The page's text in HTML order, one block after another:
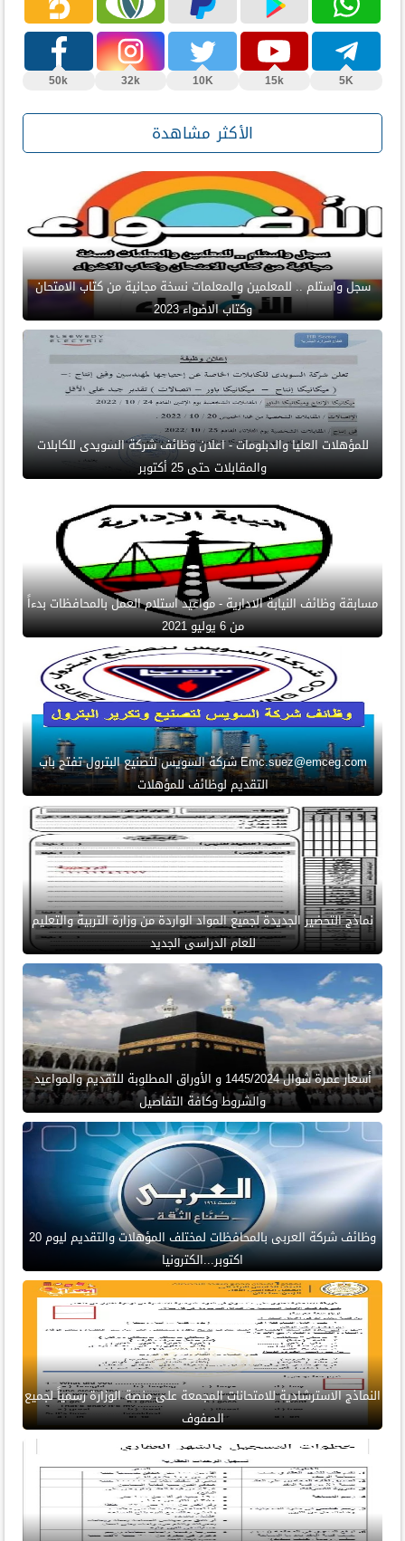
5K
15k
10K
32k
50k
الأكثر مشاهدة
سجل واستلم .. للمعلمين والمعلمات نسخة مجانية من كتاب الامتحان
وكتاب الاضواء 2023
للمؤهلات العليا والدبلومات - اعلان وظائف شركة السويدى للكابلات
والمقابلات حتى 25 أكتوبر
مسابقة وظائف النيابة الادارية - مواعيد استلام العمل بالمحافظات بدءاً
من 6 يوليو 2021
Emc.suez@emceg.com شركة السويس لتصنيع البترول تفتح باب
التقديم لوظائف للمؤهلات
نماذج التحضير الجديدة لجميع المواد الواردة من وزارة التربية والتعليم
للعام الدراسى الجديد
أسعار عمرة شوال 1445/2024 و الأوراق المطلوبة للتقديم والمواعيد
والشروط وكافة التفاصيل
وظائف شركة العربى بالمحافظات لمختلف المؤهلات والتقديم ليوم 20
اكتوبر...الكترونيا
النماذج الاسترشادية للامتحانات المجمعة على منصة الوزارة رسمياً لجميع
الصفوف